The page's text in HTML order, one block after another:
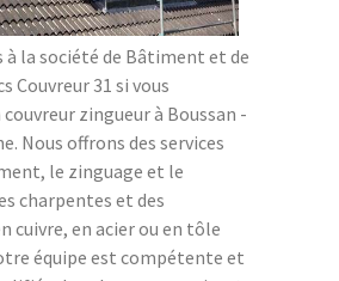
à la société de Bâtiment et de
Couvreur 31 si vous
zingueur à Boussan -
Nous offrons des services
le zinguage et le
charpentes et des
cuivre, en acier ou en tôle
équipe est compétente et